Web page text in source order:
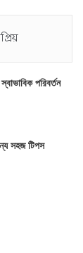
পরিবর্তন
সহজ টিপস